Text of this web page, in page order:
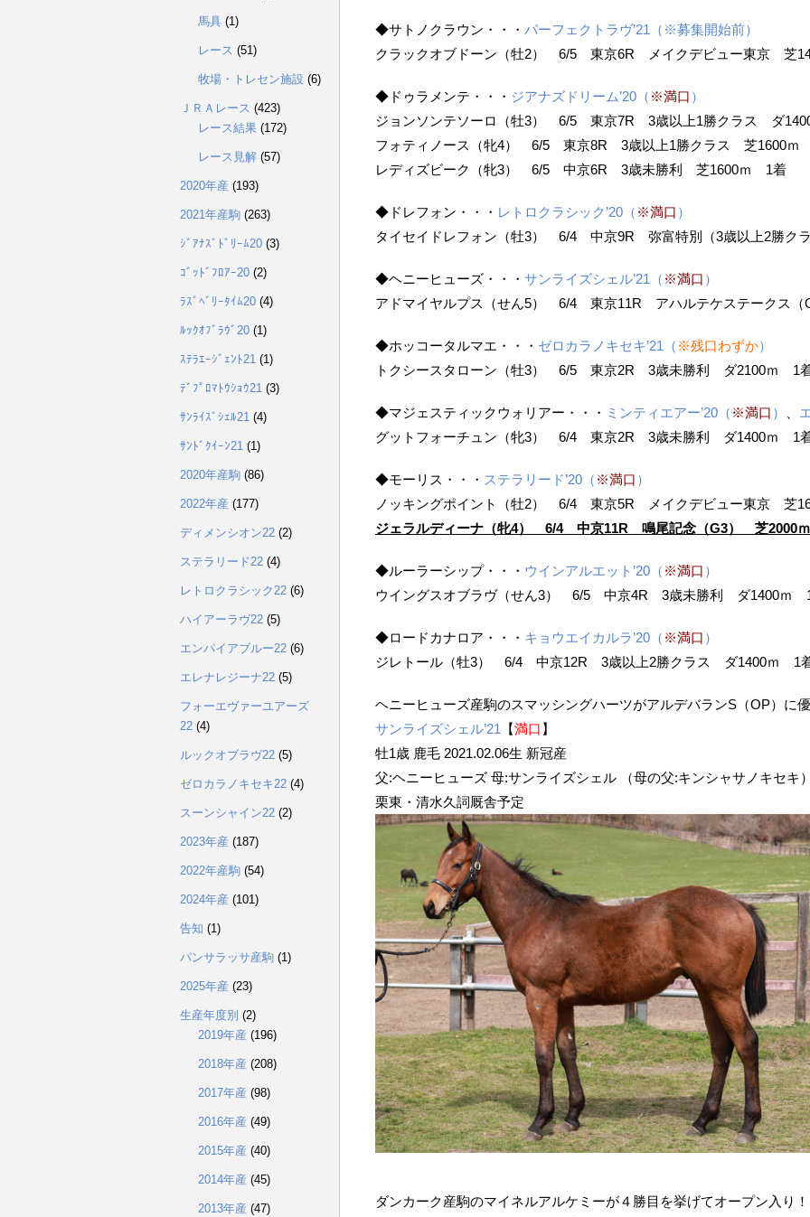
◆サトノクラウン・・・ パーフェクトラヴ’21（※募集開始前）
クラックオブドーン（牡2） 6/5 東京6R メイクデビュー東京 芝
◆ドゥラメンテ・・・ ジアナズドリーム’20（ ※満口 ）
ジョンソンテソーロ（牡3） 6/5 東京7R 3歳以上1勝クラス ダ
フォティノース（牝4） 6/5 東京8R 3歳以上1勝クラス 芝1600ｍ
レディズビーク（牝3） 6/5 中京6R 3歳未勝利 芝1600ｍ 1着
◆ドレフォン・・・ レトロクラシック’20（ ※満口 ）
タイセイドレフォン（牡3） 6/4 中京9R 弥富特別（3歳以上2勝
◆ヘニーヒューズ・・・ サンライズシェル’21（ ※満口 ）
アドマイヤルプス（せん5） 6/4 東京11R アハルテケステークス
◆ホッコータルマエ・・・ ゼロカラノキセキ’21（ ※残口わずか）
トクシースタローン（牡3） 6/5 東京2R 3歳未勝利 ダ2100ｍ 1
◆マジェスティックウォリアー・・・ ミンティエアー’20（ ※満口 ）
グットフォーチュン（牝3） 6/4 東京2R 3歳未勝利 ダ1400ｍ 1
◆モーリス・・・ ステラリード’20（ ※満口 ）
ノッキングポイント（牡2） 6/4 東京5R メイクデビュー東京 芝
ジェラルディーナ（牝4） 6/4 中京11R 鳴尾記念（G3） 芝2000
◆ルーラーシップ・・・ ウインアルエット’20（ ※満口 ）
ウイングスオブラヴ（せん3） 6/5 中京4R 3歳未勝利 ダ1400ｍ
◆ロードカナロア・・・ キョウエイカルラ’20（ ※満口 ）
ジレトール（牡3） 6/4 中京12R 3歳以上2勝クラス ダ1400ｍ 1
ヘニーヒューズ産駒のスマッシングハーツがアルデバランS（OP）に
サンライズシェル’21
【満口 】
牡1歳 鹿毛 2021.02.06生 新冠産
父:ヘニーヒューズ 母:サンライズシェル （母の父:キンシャサノキセキ
栗東・清水久詞厩舎予定
ダンカーク産駒のマイネルアルケミーが４勝目を挙げてオープン入り！
馬具 (1)
レース (51)
牧場・トレセン施設 (6)
ＪＲＡレース (423)
レース結果 (172)
レース見解 (57)
2020年産 (193)
2021年産駒 (263)
ｼﾞｱﾅｽﾞﾄﾞﾘｰﾑ20 (3)
ｺﾞｯﾄﾞﾌﾛｱｰ20 (2)
ﾗｽﾞﾍﾞﾘｰﾀｲﾑ20 (4)
ﾙｯｸｵﾌﾞﾗｳﾞ20 (1)
ｽﾃﾗｴｰｼﾞｪﾝﾄ21 (1)
ﾃﾞﾌﾟﾛﾏﾄｳｼｮｳ21 (3)
ｻﾝﾗｲｽﾞｼｪﾙ21 (4)
ｻﾝﾄﾞｸｲｰﾝ21 (1)
2020年産駒 (86)
2022年産 (177)
ディメンシオン22 (2)
ステラリード22 (4)
レトロクラシック22 (6)
ハイアーラヴ22 (5)
エンパイアブルー22 (6)
エレナレジーナ22 (5)
フォーエヴァーユアーズ
22 (4)
ルックオブラヴ22 (5)
ゼロカラノキセキ22 (4)
スーンシャイン22 (2)
2023年産 (187)
2022年産駒 (54)
2024年産 (101)
告知 (1)
パンサラッサ産駒 (1)
2025年産 (23)
生産年度別 (2)
2019年産 (196)
2018年産 (208)
2017年産 (98)
2016年産 (49)
2015年産 (40)
2014年産 (45)
2013年産 (47)